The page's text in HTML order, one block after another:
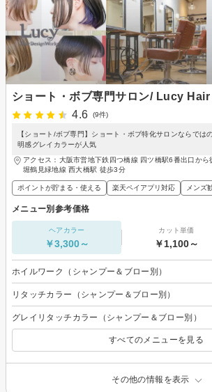
ショート・ボブ専門サロン/ Lucy
4.6
(9件)
【ショート/ボブ専門】ショート・ボブ特化サロンならでは
明感グレイカラーが人気
アクセス：大阪市営地下鉄四つ橋線 四ツ橋駅6番出口か
堀鶴見緑地線 西大橋駅 徒歩3分
ポイントが貯まる・使える 楽天ペイアプリ対応 メンズ
メニュー別参考価格
ヘアカラー
￥3,300～
カット単価
￥1,100～
ホイルワーク（シャンプー＆ブロー別）
リタッチカラー（シャンプー＆ブロー別）
グレイリタッチカラー（シャンプー＆ブロー別）
すべてのメニューを見る
その他の情報を表示